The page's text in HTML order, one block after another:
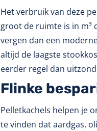
Het verbruik van deze
groot de ruimte is in m³
vergen dan een
altijd de laagste
eerder regel dan
Flinke
Pelletkachels helpen je
te vinden dat aardgas,